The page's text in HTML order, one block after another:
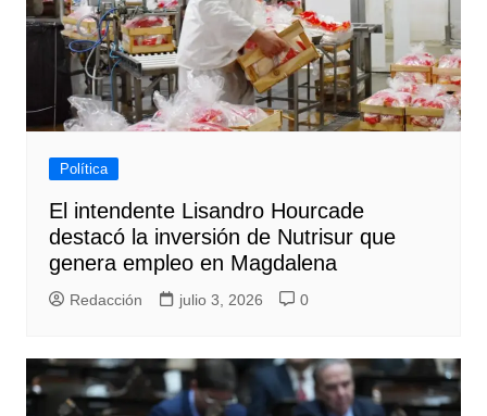
Política
El intendente Lisandro Hourcade
destacó la inversión de Nutrisur que
genera empleo en Magdalena
Redacción julio 3, 2026 0